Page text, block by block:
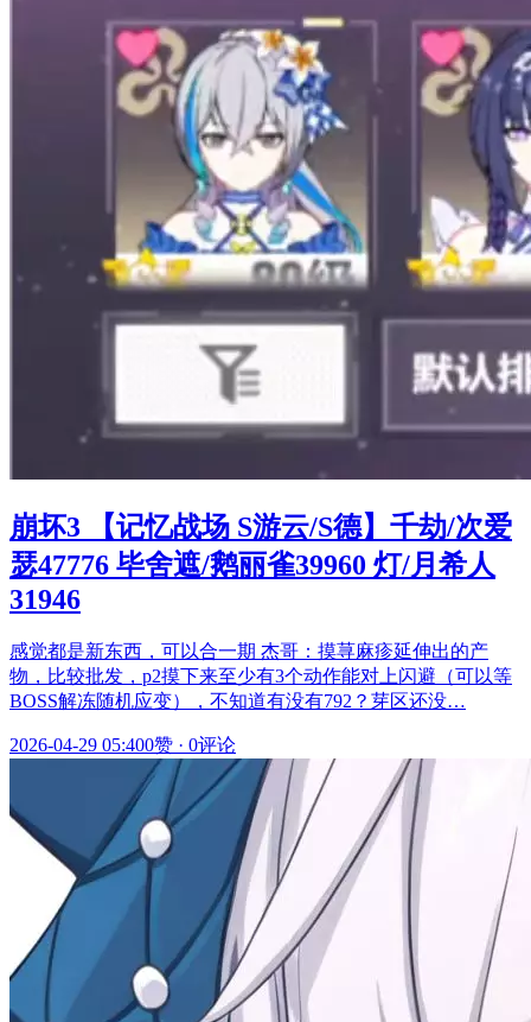
崩坏3 【记忆战场 S游云/S德】千劫/次爱
瑟47776 毕舍遮/鹅丽雀39960 灯/月希人
31946
感觉都是新东西，可以合一期 杰哥：摸荨麻疹延伸出的产
物，比较批发，p2摸下来至少有3个动作能对上闪避（可以等
BOSS解冻随机应变），不知道有没有792？芽区还没…
2026-04-29 05:400赞 · 0评论